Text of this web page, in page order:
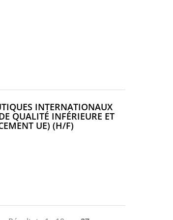
INTERNATIONAUX
QUALITÉ INFÉRIEURE ET
UE) (H/F)